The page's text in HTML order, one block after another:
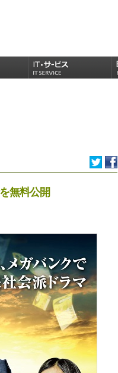
無料公開